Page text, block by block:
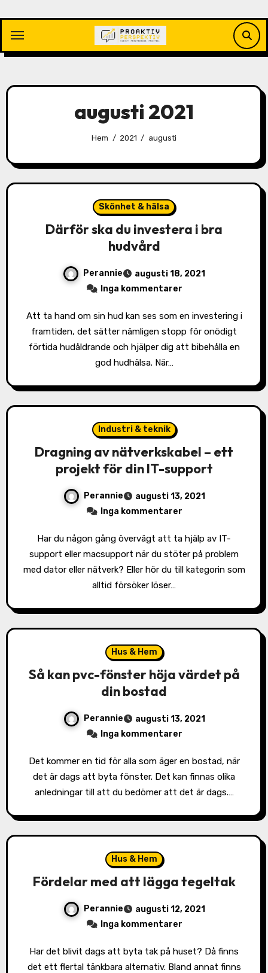
innehåll
augusti 2021
Hem 2021 augusti
Skönhet & hälsa
Därför ska du investera i bra
hudvård
Perannie
augusti 18, 2021
Inga kommentarer
Att ta hand om sin hud kan ses som en investering i
framtiden, det sätter nämligen stopp för onödigt
förtida hudåldrande och hjälper dig att bibehålla en
god hudhälsa. När…
Industri & teknik
Dragning av nätverkskabel – ett
projekt för din IT-support
Perannie
augusti 13, 2021
Inga kommentarer
Har du någon gång övervägt att ta hjälp av IT-
support eller macsupport när du stöter på problem
med dator eller nätverk? Eller hör du till kategorin som
alltid försöker löser…
Hus & Hem
Så kan pvc-fönster höja värdet på
din bostad
Perannie
augusti 13, 2021
Inga kommentarer
Det kommer en tid för alla som äger en bostad, när
det är dags att byta fönster. Det kan finnas olika
anledningar till att du bedömer att det är dags.…
Hus & Hem
Fördelar med att lägga tegeltak
Perannie
augusti 12, 2021
Inga kommentarer
Har det blivit dags att byta tak på huset? Då finns
det ett flertal tänkbara alternativ. Bland annat finns